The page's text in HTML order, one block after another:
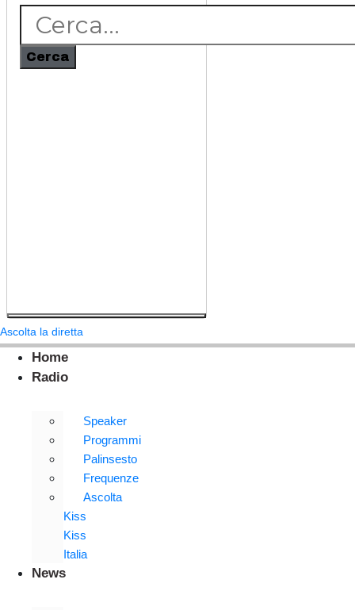
Cerca
Ascolta la diretta
Home
Radio
Speaker
Programmi
Palinsesto
Frequenze
Ascolta
Kiss
Kiss
Italia
News